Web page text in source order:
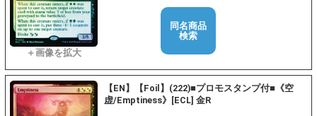
同名商品
検索
【EN】【Foil】(222)■プロモスタンプ付■《空
虚/Emptiness》[ECL] 金R